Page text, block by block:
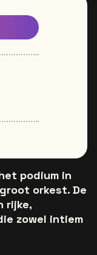
podium in
orkest. De
rijke,
zowel intiem